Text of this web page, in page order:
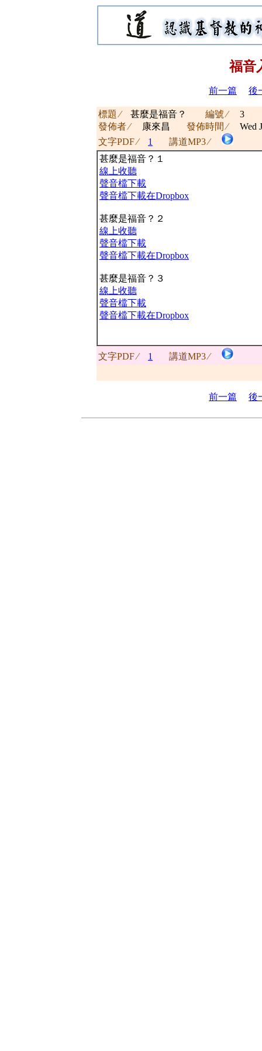
福音
前一篇 後
標題 ∕甚麼是福音？ 編號 ∕
3
發佈者 ∕
康來昌 發佈時間 ∕
Wed
文字PDF ∕ 1
講道MP3 ∕
甚麼是福音？１
線上收聽
聲音檔下載
聲音檔下載在Dropbox
甚麼是福音？２
線上收聽
聲音檔下載
聲音檔下載在Dropbox
甚麼是福音？３
線上收聽
聲音檔下載
聲音檔下載在Dropbox
文字PDF ∕ 1 講道MP3 ∕
前一篇 後